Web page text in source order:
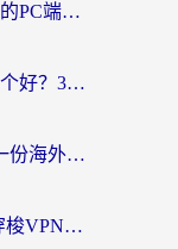
海外党必看：如何挑选一款靠谱的PC端VPN，让回国冲浪不再卡顿
海外党必看：雷神手游和穿梭哪个好？3步教你选对回国加速器（附实测对比）
从匈牙利用什么vpn访问国内：一份海外游子的网络归乡指南
海外党必看：Quickback和极速穿梭VPN好用吗？3步选对回国加速器实现无缝刷国内资源